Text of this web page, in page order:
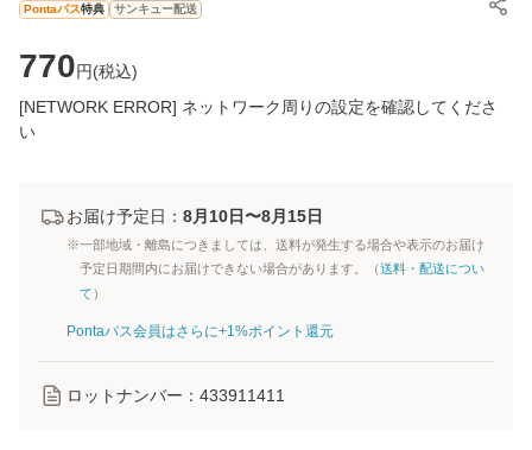
Pontaパス特典 サンキュー配送
770円(税込)
[NETWORK ERROR] ネットワーク周りの設定を確認してくださ
い
お届け予定日： 8月10日〜8月15日
※一部地域・離島につきましては、送料が発生する場合や表示のお届け
予定日期間内にお届けできない場合があります。（送料・配送につい
て ）
Pontaパス会員はさらに+1%ポイント還元
ロットナンバー： 433911411